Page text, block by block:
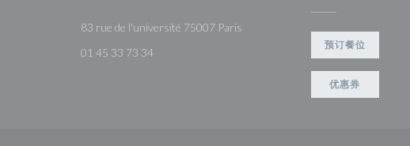
83 rue de l'université 75007 Paris
01 45 33 73 34
预订餐位
优惠券